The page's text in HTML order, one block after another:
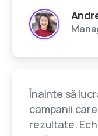
Înainte să
campanii
rezultate.